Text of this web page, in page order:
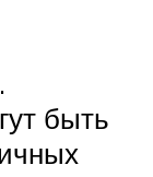
быть